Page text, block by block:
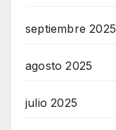
septiembre 2025
agosto 2025
julio 2025